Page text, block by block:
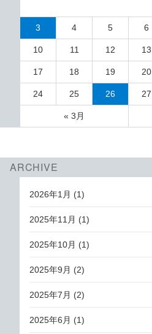
« 3月
3 4 5 6
10 11 12 13
17 18 19 20
24 25 26 27
ARCHIVE
2026年1月 (1)
2025年11月 (1)
2025年10月 (1)
2025年9月 (2)
2025年7月 (2)
2025年6月 (1)